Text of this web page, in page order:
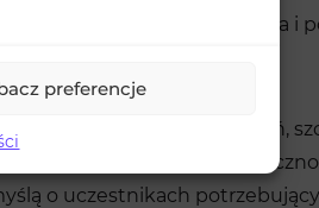
preferencje
od tego, jaka jest skala i
liczby polubień,
godzin. Oznacza to
o uczestnikach